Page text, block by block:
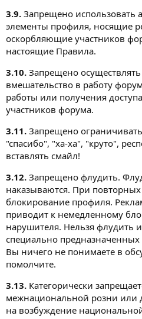
3.9. Запрещено использовать
элементы профиля, носящие
оскорбляющие участников
настоящие Правила.
3.10. Запрещено
вмешательство в работу
работы или получения
участников форума.
3.11. Запрещено
"спасибо", "ха-ха", "круто",
вставлять смайл!
3.12. Запрещено флудить.
наказываются. При
блокирование профиля.
приводит к немедленному
нарушителя. Нельзя флудить
специально предназначенных
Вы ничего не понимаете в
помолчите.
3.13. Категорически
межнациональной розни или
на возбуждение